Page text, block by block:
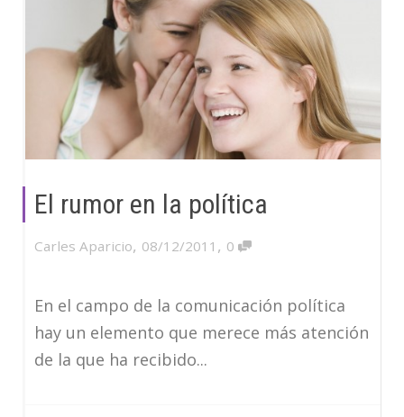
El rumor en la política
Carles Aparicio, 08/12/2011 , 0
En el campo de la comunicación política
hay un elemento que merece más atención
de la que ha recibido...